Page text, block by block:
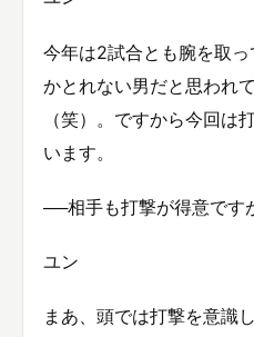
今年は2試合とも腕を取
かとれない男だと思われ
（笑）。ですから今回は
います。
──相手も打撃が得意です
ユン
まあ、頭では打撃を意識